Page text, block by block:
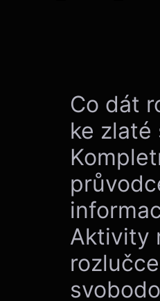
Co dát
ke zlaté
Aktivity